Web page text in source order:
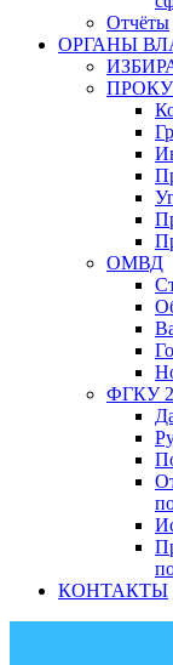
Отчёты
ОРГАНЫ
ОМВД
ФГКУ
КОНТАКТЫ